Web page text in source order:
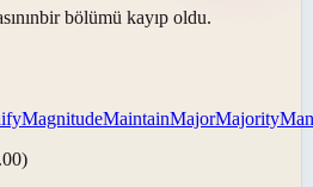
bir bölümü kayıp oldu.
MagnitudeMaintainMajorMajority